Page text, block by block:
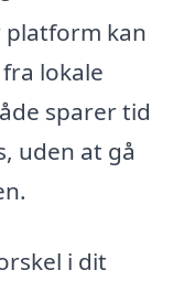
platform kan
lokale
sparer tid
uden at gå
i dit